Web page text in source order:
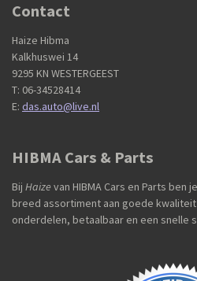
Contact
Haize Hibma
Kalkhuswei 14
9295 KN WESTERGEEST
T: 06-34528414
E: das.auto@live.nl
HIBMA Cars & Parts
Bij Haizevan HIBMA Cars en Parts ben
breed assortiment aan goede
onderdelen, betaalbaar en een snelle